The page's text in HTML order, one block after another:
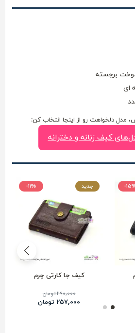
برجسته
ای
مدل دلخواهت رو از اینجا انتخاب کن:
کیف زنانه و دخترانه
جدید -۱۱%
کیف جا کارتی چرم
۲۹۰,۰۰۰ تومان
۲۵۷,۰۰۰ تومان